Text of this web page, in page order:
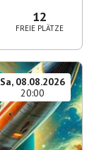
12
FREIE PLÄTZE
Sa, 08.08.2026
20:00